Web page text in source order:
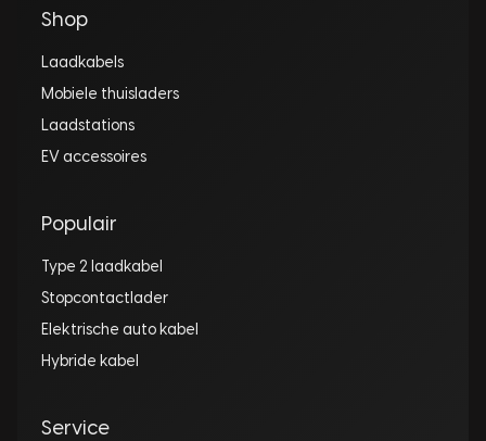
Shop
Laadkabels
Mobiele thuisladers
Laadstations
EV accessoires
Populair
Type 2 laadkabel
Stopcontactlader
Elektrische auto kabel
Hybride kabel
Service